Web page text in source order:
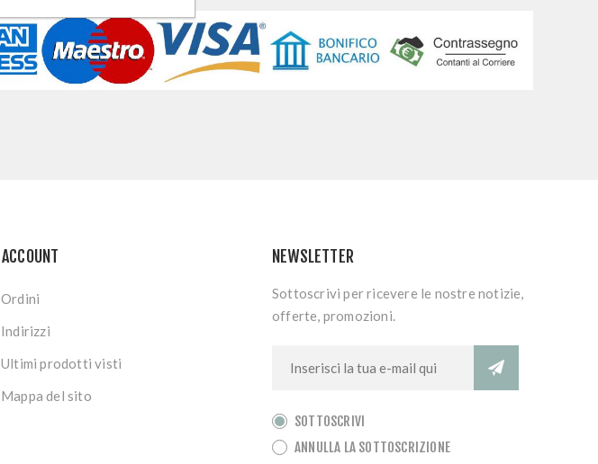
ACCOUNT
Ordini
Indirizzi
Ultimi prodotti visti
Mappa del sito
NEWSLETTER
Sottoscrivi per ricevere le nostre notizie,
offerte, promozioni.
SOTTOSCRIVI
ANNULLA LA SOTTOSCRIZIONE